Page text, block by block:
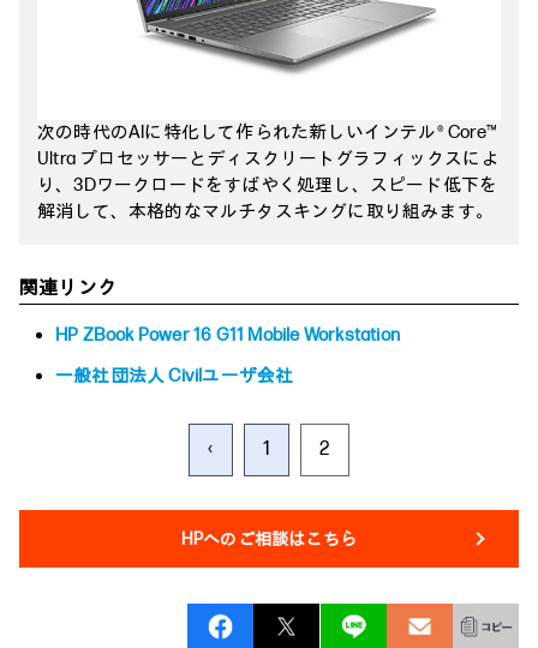
次の時代のAIに特化して作られた新しいインテル® Core™
Ultra プロセッサーとディスクリートグラフィックスによ
り、3Dワークロードをすばやく処理し、スピード低下を
解消して、本格的なマルチタスキングに取り組みます。
関連リンク
HP ZBook Power 16 G11 Mobile Workstation
一般社団法人 Civilユーザ会社
‹ 1 2
HPへのご相談はこちら